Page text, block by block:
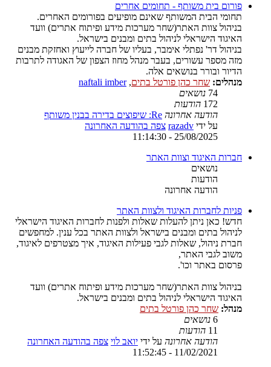
פורום בית משותף - תחומים אחרים
תחומי הבית המשותף שאינם מופיעים בפורומים האחרים.
בניהול צוות האתר(שחר מערכות מידע ופיתוח אתרים) וועד
האיגוד הישראלי לניהול בתים ומבנים בישראל.
בניהול דר' נפתלי אימבר, בעליו של חברה לייעוץ ואחזקת מבנים
מזה מספר עשורים, בעבר מנהל מחוז הצפון של האגודה לתרבות
הדיור ובורר בנושאים אלה.
מנהלים: שחר כהן פורטל בתים,
naftali imber
74 נושאים
172 הודעות
הודעה אחרונה Re: שיפוצים בדירה בבנין משותף
על ידי razadv צפה בהודעה האחרונה
25/08/2025 - 11:14:30
חברות האיגוד וצוות האתר
נושאים
הודעות
הודעה אחרונה
פניות לחברות האיגוד ולצוות האתר
חדש! כאן ניתן להעלות שאלות ולפנות לחברות האיגוד הישראלי
לניהול בתים ומבנים בישראל ולצוות האתר בכל ענין. למחפשים
חברת ניהול, שאלות לגבי פעילות האיגוד, איך מצטרפים לאיגוד,
משוב לגבי האתר,
פרסום באתר וכו'.
בניהול צוות האתר(שחר מערכות מידע ופיתוח אתרים) וועד
האיגוד הישראלי לניהול בתים ומבנים בישראל.
מנהל: שחר כהן פורטל בתים
6 נושאים
11 הודעות
הודעה אחרונה על ידי יואב לוי צפה בהודעה האחרונה
11/02/2021 - 11:52:45